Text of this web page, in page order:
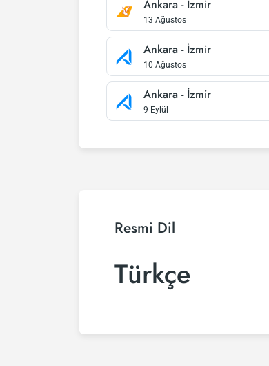
Ankara - İzmir
13 Ağustos
Ankara - İzmir
10 Ağustos
Ankara - İzmir
9 Eylül
Resmi Dil
Türkçe